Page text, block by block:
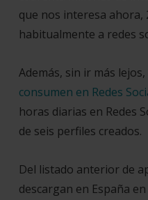
que nos interesa ahora,
habitualmente a redes
Además, sin ir más lejos,
consumen en Redes
horas diarias en Redes
de seis perfiles creados.
Del listado anterior de
descargan en España